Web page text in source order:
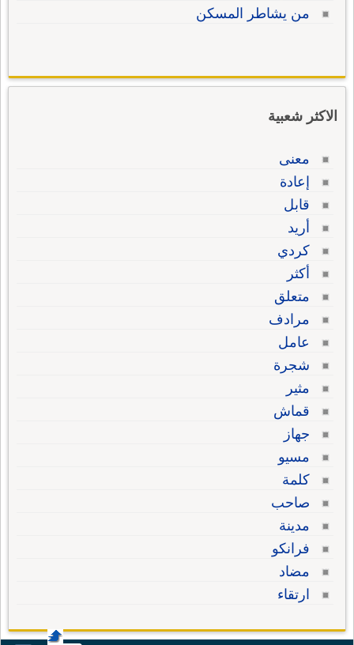
من يشاطر المسكن
الاكثر شعبية
معنى
إعادة
قابل
أريد
كردي
أكثر
متعلق
مرادف
عامل
شجرة
مثير
قماش
جهاز
مسيو
كلمة
صاحب
مدينة
فرانكو
مضاد
ارتقاء